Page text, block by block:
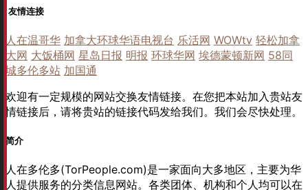
友情连接
人在温哥华 加拿大环球华语电视台 乐活网 WOWtv 轻松加拿
大网 大饭桶网 星岛日报 明报 环球华网 埃德蒙顿新网 58同
城多伦多站 加国通
欢迎有一定规模的网站交换友情链接。在您把本站加入贵站友
情链接后，请将贵站的链接代码发给我们。我们会尽快处理。
简介
人在多伦多(TorPeople.com)是一家面向大多地区，主要为华
人提供服务的分类信息网站。各类团体、机构和个人均可以在